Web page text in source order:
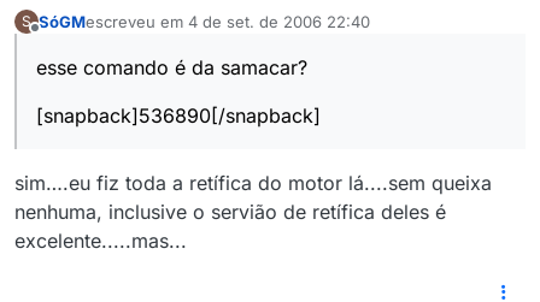
S SóGMescreveu em 4 de set. de 2006 22:40
última edição por
esse comando é da samacar?
[snapback]536890[/snapback]
sim….eu fiz toda a retífica do motor lá....sem queixa
nenhuma, inclusive o servião de retífica deles é
excelente.....mas...